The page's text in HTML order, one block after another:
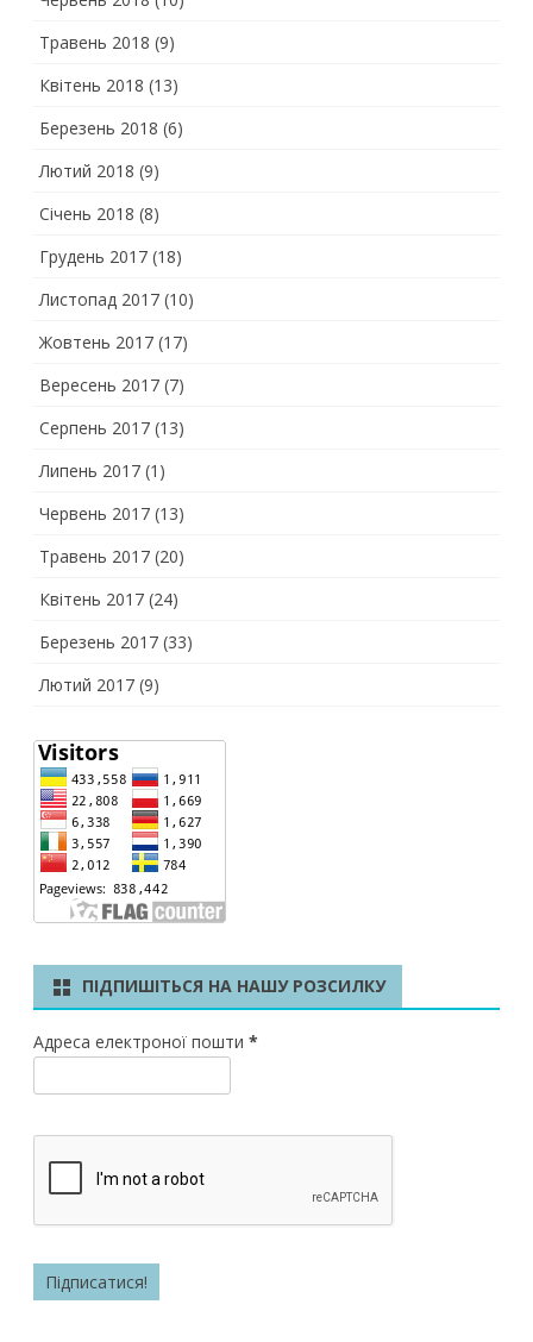
Травень 2018 (9)
Квітень 2018 (13)
Березень 2018 (6)
Лютий 2018 (9)
Січень 2018 (8)
Грудень 2017 (18)
Листопад 2017 (10)
Жовтень 2017 (17)
Вересень 2017 (7)
Серпень 2017 (13)
Липень 2017 (1)
Червень 2017 (13)
Травень 2017 (20)
Квітень 2017 (24)
Березень 2017 (33)
Лютий 2017 (9)
ПІДПИШІТЬСЯ НА НАШУ РОЗСИЛКУ
Адреса електроної пошти *